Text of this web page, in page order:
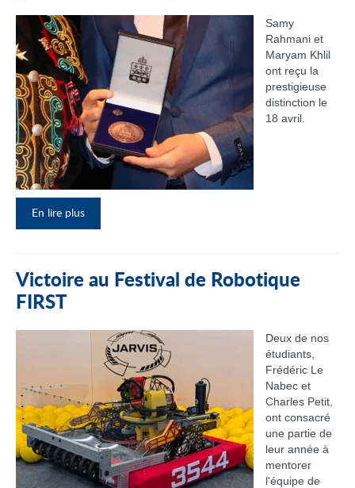
Samy
Rahmani et
Maryam Khlil
ont reçu la
prestigieuse
distinction le
18 avril.
En lire plus
Victoire au Festival de Robotique
FIRST
Deux de nos
étudiants,
Frédéric Le
Nabec et
Charles Petit,
ont consacré
une partie de
leur année à
mentorer
l'équipe de